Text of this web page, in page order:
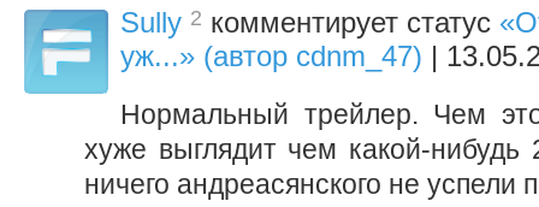
Sully 2 комментирует статус
уж...» (автор cdnm_47) |
Нормальный трейлер. Чем
хуже выглядит чем какой-
ничего андреасянского не успели